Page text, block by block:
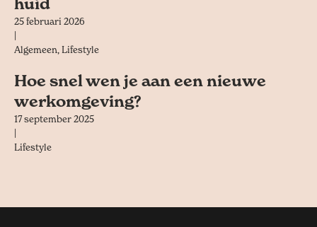
25 februari 2026
|
Algemeen Lifestyle
Hoe snel wen je aan een nieuwe
werkomgeving?
17 september 2025
|
Lifestyle